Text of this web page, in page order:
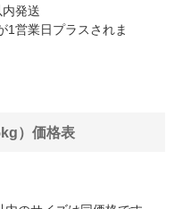
内発送
1営業日プラスされま
）価格表